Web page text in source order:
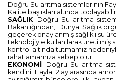
Doğru Su arıtma sistemlerinin
Kalite başlıkları altında
SAĞLIK : Doğru Su arıtma
Bakanlığından, Dünya Sağlık
geçerek onaylanmış sağlıklı su
teknolojiyle kullanılarak üretilmiş
kontrol altında tutmamız
rahatlamamıza sebep olur.
EKONOMİ : Doğru Su arıtma
kendini 1 ayla 12 ay arasında